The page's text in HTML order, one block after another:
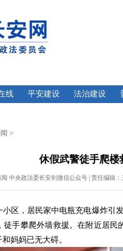
线 平安建设 法治建设
>
休假武警徒手爬楼
中央政法委长安剑微信公众号 | 责任编辑：
区，居民家中电瓶充电爆炸引
徒手攀爬外墙救援。在附近居
妈妈已无大碍。